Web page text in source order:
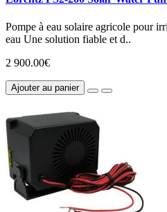
Pompe à eau solaire agricole pour
eau Une solution fiable et d..
2 900.00€
Ajouter au panier